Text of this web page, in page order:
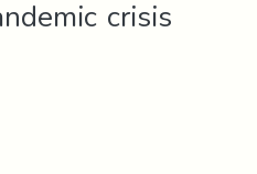
crisis